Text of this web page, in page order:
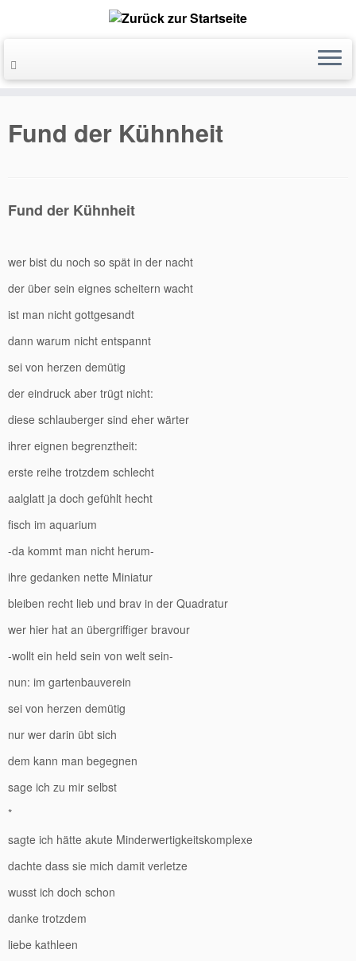
Fund der Kühnheit
Fund der Kühnheit
wer bist du noch so spät in der nacht
der über sein eignes scheitern wacht
ist man nicht gottgesandt
dann warum nicht entspannt
sei von herzen demütig
der eindruck aber trügt nicht:
diese schlauberger sind eher wärter
ihrer eignen begrenztheit:
erste reihe trotzdem schlecht
aalglatt ja doch gefühlt hecht
fisch im aquarium
-da kommt man nicht herum-
ihre gedanken nette Miniatur
bleiben recht lieb und brav in der Quadratur
wer hier hat an übergriffiger bravour
-wollt ein held sein von welt sein-
nun: im gartenbauverein
sei von herzen demütig
nur wer darin übt sich
dem kann man begegnen
sage ich zu mir selbst
*
sagte ich hätte akute Minderwertigkeitskomplexe
dachte dass sie mich damit verletze
wusst ich doch schon
danke trotzdem
liebe kathleen